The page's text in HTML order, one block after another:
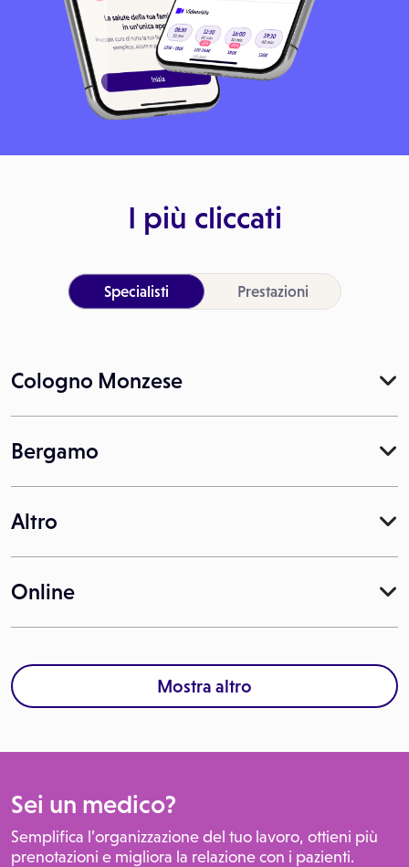
I più cliccati
Specialisti Prestazioni
Cologno Monzese
Bergamo
Altro
Online
Mostra altro
Sei un medico?
Semplifica l’organizzazione del tuo lavoro, ottieni più
prenotazioni e migliora la relazione con i pazienti.